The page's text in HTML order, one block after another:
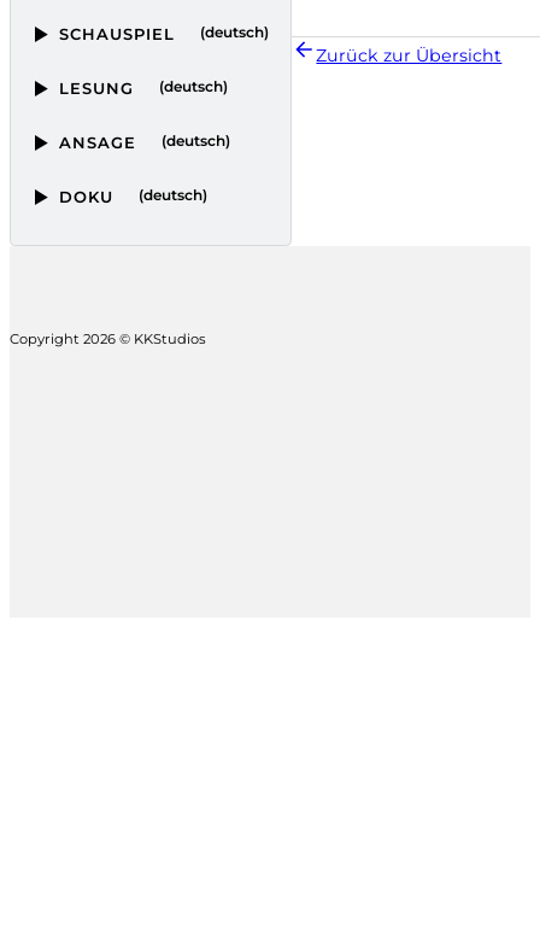
SCHAUSPIEL (deutsch)
LESUNG (deutsch)
ANSAGE (deutsch)
DOKU (deutsch)
Zurück zur Übersicht
Copyright 2026 © KKStudios